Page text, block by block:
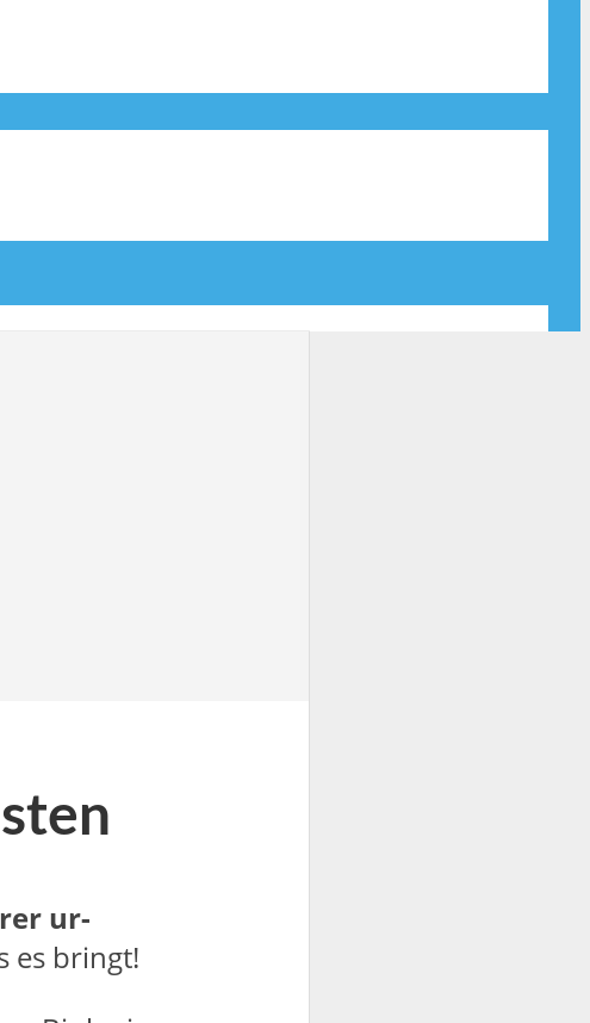
ur-
es bringt!